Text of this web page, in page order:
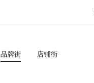
品牌街 店铺街